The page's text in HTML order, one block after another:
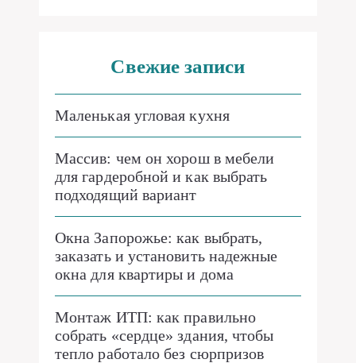
Свежие записи
Маленькая угловая кухня
Массив: чем он хорош в мебели
для гардеробной и как выбрать
подходящий вариант
Окна Запорожье: как выбрать,
заказать и установить надежные
окна для квартиры и дома
Монтаж ИТП: как правильно
собрать «сердце» здания, чтобы
тепло работало без сюрпризов